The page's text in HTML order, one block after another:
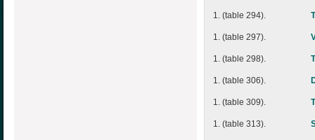
1. (table 294).
1. (table 297).
1. (table 298).
1. (table 306).
1. (table 309).
1. (table 313).